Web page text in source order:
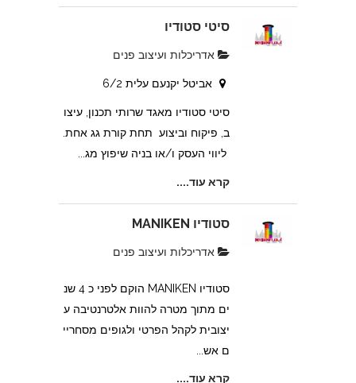
סיטי סטודיו
אדריכלות ועיצוב פנים
אביטל יקנעם עלית 6/2
סיטי סטודיו מאגד שרותי תכנון, עיצו
ב, פיקוח וביצוע תחת קורת גג אחת.
ליווי העסק ו/או בניה שיפוץ מג...
קרא עוד....
סטודיו MANIKEN
אדריכלות ועיצוב פנים
סטודיו MANIKEN הוקם לפני כ 4 שנ
ים מתוך מטרה להוות אלטרנטיבה ע
יצובית לקהל הפרטי ולגופים מסחריי
ם אש...
קרא עוד....